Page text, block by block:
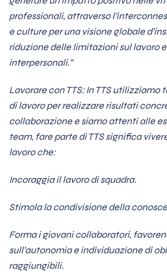
professionali, attraverso
e culture per una visione globale
riduzione delle limitazioni sul lavoro
interpersonali.”
Lavorare con TTS: In TTS
di lavoro per realizzare risultati
collaborazione e siamo attenti alle
team, fare parte di TTS significa
lavoro che:
Incoraggia il lavoro di squadra.
Stimola la condivisione della
Forma i giovani collaboratori,
sull’autonomia e individuazione di
raggiungibili.